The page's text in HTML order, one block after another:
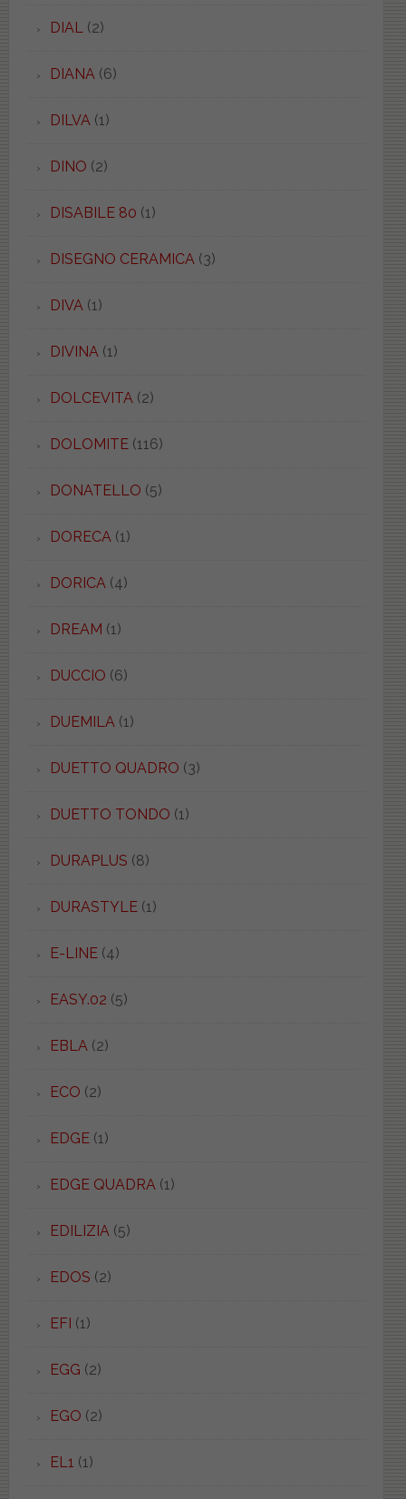
DIAL(2)
DIANA(6)
DILVA(1)
DINO (2)
DISABILE 80 (1)
DISEGNO CERAMICA(3)
DIVA(1)
DIVINA(1)
DOLCEVITA(2)
DOLOMITE(116)
DONATELLO (5)
DORECA(1)
DORICA(4)
DREAM (1)
DUCCIO (6)
DUEMILA(1)
DUETTO QUADRO (3)
DUETTO TONDO (1)
DURAPLUS (8)
DURASTYLE(1)
E-LINE(4)
EASY.02 (5)
EBLA(2)
ECO (2)
EDGE(1)
EDGE QUADRA(1)
EDILIZIA(5)
EDOS (2)
EFI (1)
EGG (2)
EGO (2)
EL1 (1)